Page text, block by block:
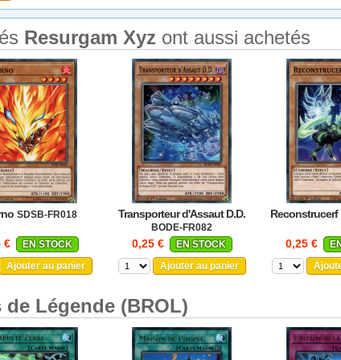
Resurgam Xyz ont aussi achetés
SDSB-FR018
€
EN STOCK
Ajouter au panier
Transporteur d'Assaut D.D.
BODE-FR082
0,25 €
EN STOCK
Ajouter au panier
Reconstrucerf
0,25 €
de Légende (BROL)